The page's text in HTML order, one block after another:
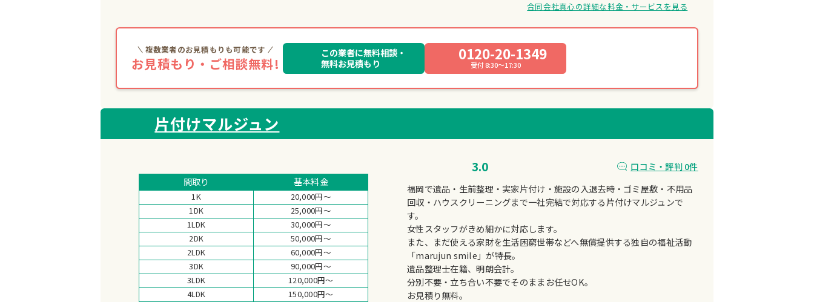
合同会社真心の詳細な料金・サービスを見る
複数業者のお見積もりも可能です
お見積もり・ご相談無料!
0120-20-1349
受付 8:30～17:30
この業者に無料相談・
無料お見積もり
片付けマルジュン
間取り 基本料金
1K
20,000円～
1DK
25,000円～
1LDK
30,000円～
2DK
50,000円～
2LDK
60,000円～
3DK
90,000円～
3LDK
120,000円～
4LDK
150,000円～
3.0
口コミ・評判 0件
福岡で遺品・生前整理・実家片付け・施設の入退去時・ゴミ屋敷・不用品
回収・ハウスクリーニングまで一社完結で対応する片付けマルジュンで
す。
女性スタッフがきめ細かに対応します。
また、まだ使える家財を生活困窮世帯などへ無償提供する独自の福祉活動
「marujun smile」が特長。
遺品整理士在籍、明朗会計。
分別不要・立ち合い不要でそのままお任せOK。
お見積り無料。